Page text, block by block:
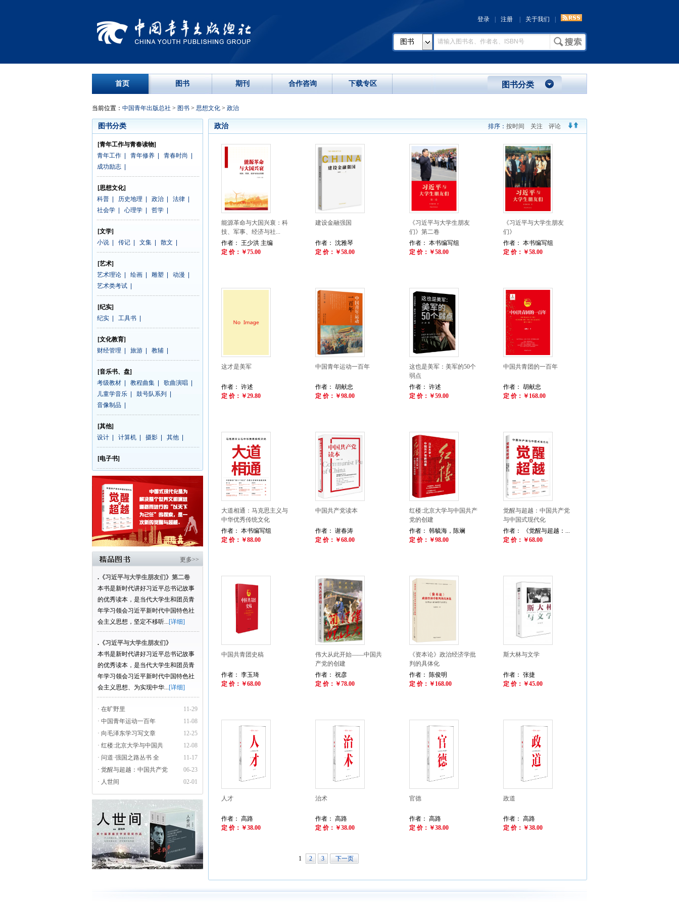
登录 注册 关于我们
图书
首页 图书 期刊 合作咨询 下载专区 图书分类
当前位置： 中国青年出版总社 > 图书 > 思想文化 > 政治
图书分类
[青年工作与青春读物]
青年工作
青年修养 青春时尚
成功励志
[思想文化]
科普
历史地理 政治 法律
社会学
心理学 哲学
[文学]
小说
传记 文集 散文
[艺术]
艺术理论
绘画 雕塑 动漫
艺术类考试
[纪实]
纪实
工具书
[文化教育]
财经管理
旅游 教辅
[音乐书、盘]
考级教材
教程曲集 歌曲演唱
儿童学音乐
鼓号队系列
音像制品
[其他]
设计
计算机 摄影 其他
[电子书]
更多>>
. 《习近平与大学生朋友们》第二卷
本书是新时代讲好习近平总书记故事
的优秀读本，是当代大学生和团员青
年学习领会习近平新时代中国特色社
会主义思想，坚定不移听...[详细]
. 《习近平与大学生朋友们》
本书是新时代讲好习近平总书记故事
的优秀读本，是当代大学生和团员青
年学习领会习近平新时代中国特色社
会主义思想、为实现中华...[详细]
11-29
· 在旷野里
11-08
· 中国青年运动一百年
12-25
· 向毛泽东学习写文章
12-08
· 红楼:北京大学与中国共
11-17
· 问道·强国之路丛书 全
06-23
· 觉醒与超越：中国共产党
02-01
· 人世间
排序： 按时间 关注 评论
政治
能源革命与大国兴衰：科
技、军事、经济与社...
作者： 王少洪 主编
定 价：￥75.00
建设金融强国
作者： 沈雅琴
定 价：￥58.00
《习近平与大学生朋友
们》第二卷
作者： 本书编写组
定 价：￥58.00
《习近平与大学生朋友
们》
作者： 本书编写组
定 价：￥58.00
这才是美军
作者： 许述
定 价：￥29.80
中国青年运动一百年
作者： 胡献忠
定 价：￥98.00
这也是美军：美军的50个
弱点
作者： 许述
定 价：￥59.00
中国共青团的一百年
作者： 胡献忠
定 价：￥168.00
大道相通：马克思主义与
中华优秀传统文化
作者： 本书编写组
定 价：￥88.00
中国共产党读本
作者： 谢春涛
定 价：￥68.00
红楼:北京大学与中国共产
党的创建
作者： 韩毓海，陈斓
定 价：￥98.00
觉醒与超越：中国共产党
与中国式现代化
作者： 《觉醒与超越：...
定 价：￥68.00
中国共青团史稿
作者： 李玉琦
定 价：￥68.00
伟大从此开始——中国共
产党的创建
作者： 祝彦
定 价：￥78.00
《资本论》政治经济学批
判的具体化
作者： 陈俊明
定 价：￥168.00
斯大林与文学
作者： 张捷
定 价：￥45.00
人才
作者： 高路
定 价：￥38.00
治术
作者： 高路
定 价：￥38.00
官德
作者： 高路
定 价：￥38.00
政道
作者： 高路
定 价：￥38.00
1 2 3 下一页